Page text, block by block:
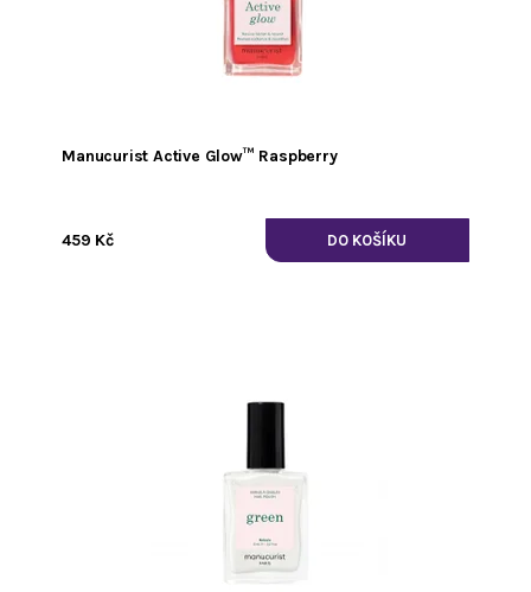
Manucurist Active Glow™ Raspberry
459 Kč